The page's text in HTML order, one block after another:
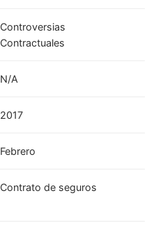
Controversias
Contractuales
N/A
2017
Febrero
Contrato de seguros